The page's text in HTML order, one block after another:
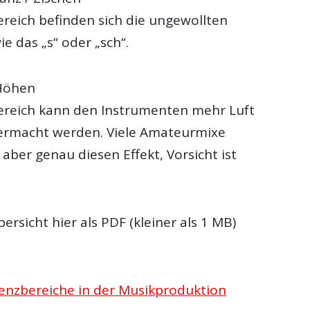
befinden sich die ungewollten
das „s“ oder „sch“.
kann den Instrumenten mehr Luft
werden. Viele Amateurmixe
genau diesen Effekt, Vorsicht ist
hier als PDF (kleiner als 1 MB)
in der Musikproduktion